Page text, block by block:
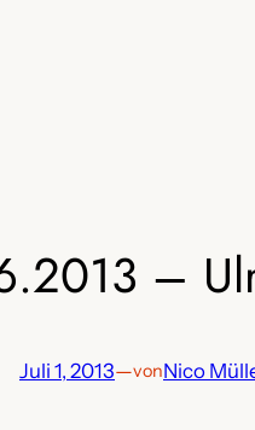
–
Juli 1, 2013—vonNico